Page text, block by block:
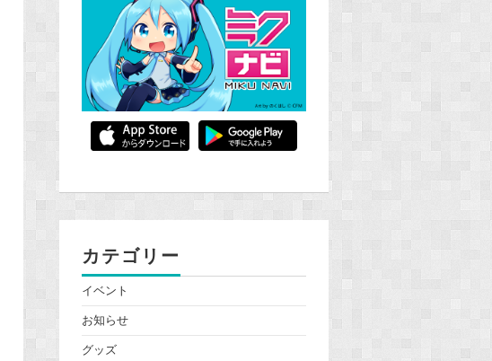
カテゴリー
イベント
お知らせ
グッズ